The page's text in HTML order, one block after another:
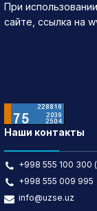
При
сайте, ссылка на
Наши контакты
+998 555 100 300
+998 555 009 995
info@uzse.uz